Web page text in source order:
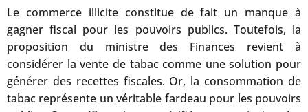
Le commerce illicite constitue de fait un manque à
gagner fiscal pour les pouvoirs publics. Toutefois, la
proposition du ministre des Finances revient à
considérer la vente de tabac comme une solution pour
générer des recettes fiscales. Or, la consommation de
tabac représente un véritable fardeau pour les pouvoirs